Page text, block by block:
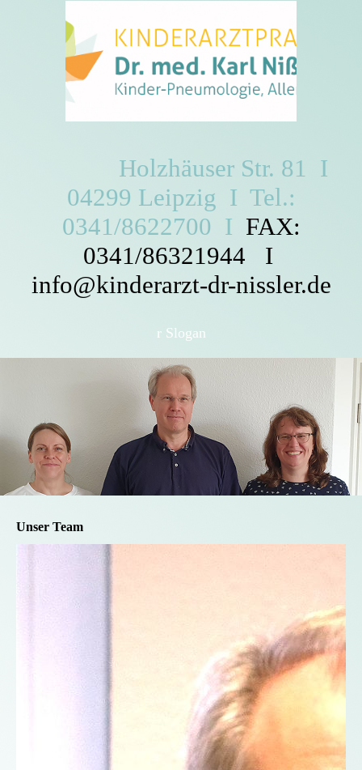
Holzhäuser Str. 81 I
04299 Leipzig I Tel.:
0341/8622700 I FAX:
0341/86321944 I
info@kinderarzt-dr-nissler.de
r Slogan
Unser Team